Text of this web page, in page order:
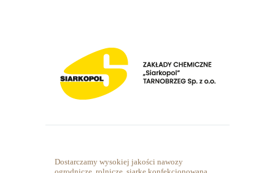
Dostarczamy wysokiej jakości nawozy